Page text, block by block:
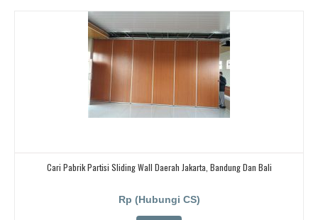
Cari Pabrik Partisi Sliding Wall Daerah Jakarta, Bandung Dan Bali
Rp (Hubungi CS)